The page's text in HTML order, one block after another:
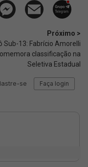
Próximo >
Sub-13: Fabrício Amorelli
classificação na
Seletiva Estadual